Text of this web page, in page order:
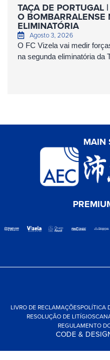
TAÇA DE PORTUGAL
O BOMBARRALENSE
ELIMINATÓRIA
Agosto 3, 2026
O FC Vizela vai medir
na segunda eliminatória da
MAIN
LIVRO DE RECLAMAÇÕESPOLÍTICA
RESOLUÇÃO DE LITÍGIOS
REGULAMENTO
CODE &